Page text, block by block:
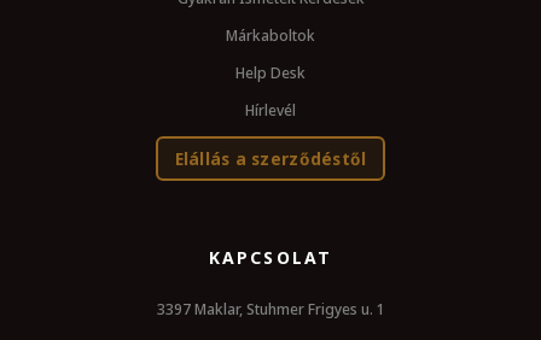
Márkaboltok
Help Desk
Hírlevél
Elállás a szerződéstől
KAPCSOLAT
3397 Maklar, Stuhmer Frigyes u. 1